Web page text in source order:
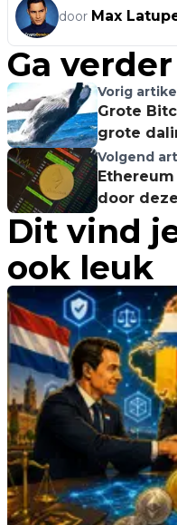
door Max
Ga
Vorig
Grote
grote
Volgend
door
Dit vind
ook leuk